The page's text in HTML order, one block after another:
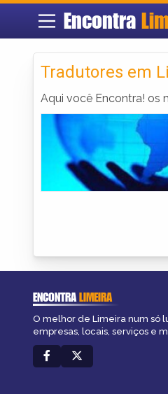
Encontra
Tradutores em
Aqui você Encontra! os
ENCONTRALIMEIRA
O melhor de Limeira num só
empresas, locais, serviços e